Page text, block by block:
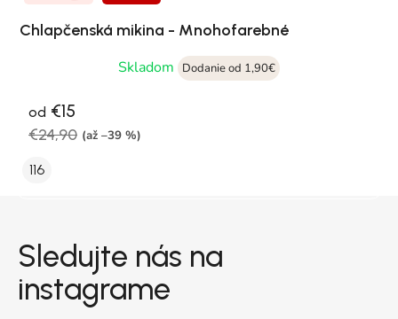
Chlapčenská mikina - Mnohofarebné
Skladom
Dodanie od 1,90€
od €15
€24,90 (až –39 %)
116
Sledujte nás na
instagrame